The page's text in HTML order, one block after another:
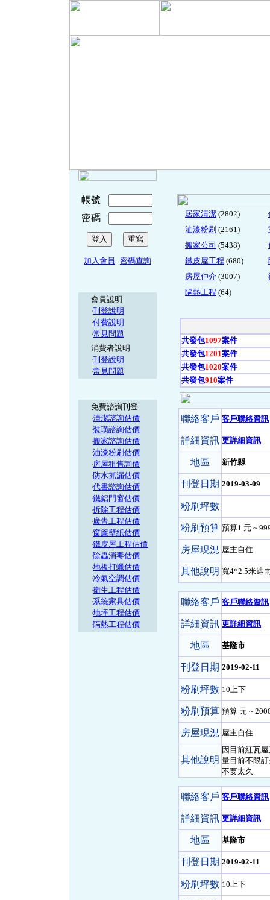
帳號
密碼
加入會員 密碼查詢
會員說明
‧刊登說明
‧付費說明
‧常見問題
消費者說明
‧刊登說明
‧常見問題
免費諮詢刊登
‧清潔諮詢估價
‧裝璜諮詢估價
‧搬家諮詢估價
‧油漆粉刷估價
‧房屋租售詢價
‧防水抓漏估價
‧代書諮詢估價
‧鐵鋁門窗估價
‧拆除工程估價
‧廣告工程估價
‧窗簾壁紙估價
‧鐵皮屋工程估價
‧除蟲消毒估價
‧地板打蠟估價
‧冷氣空調估價
‧衛生工程估價
‧系統家具估價
‧地坪工程估價
‧隔熱工程估價
居家清潔 (2802)
油漆粉刷 (2161)
搬家公司 (5438)
鐵皮屋工程 (680)
房屋仲介 (3007)
隔熱工程 (64)
共發包1097案件
共發包1201案件
共發包1020案件
共發包910案件
聯絡客戶 客戶聯絡資訊
詳細資訊 更詳細資訊
地區 新竹縣
刊登日期 2019-03-09
粉刷坪數
粉刷預算 預算1 元 ~
房屋現況 屋主自住
其他說明 寬4*2.5米遮
聯絡客戶 客戶聯絡資訊
詳細資訊 更詳細資訊
地區 基隆市
刊登日期 2019-02-11
粉刷坪數 10上下
粉刷預算 預算 元 ~
房屋現況 屋主自住
其他說明
因目前紅瓦
量目前不限
不要太久
聯絡客戶 客戶聯絡資訊
詳細資訊 更詳細資訊
地區 基隆市
刊登日期 2019-02-11
粉刷坪數 10上下